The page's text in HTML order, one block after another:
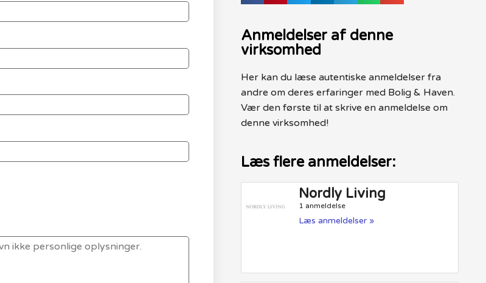
Anmeldelser af denne
virksomhed
Her kan du læse autentiske anmeldelser fra
andre om deres erfaringer med Bolig & Haven.
Vær den første til at skrive en anmeldelse om
denne virksomhed!
Læs flere anmeldelser:
Nordly Living
1 anmeldelse
Læs anmeldelser »